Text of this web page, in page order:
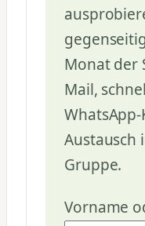
Monat der
Mail,
Austausch
Gruppe.
Vorname